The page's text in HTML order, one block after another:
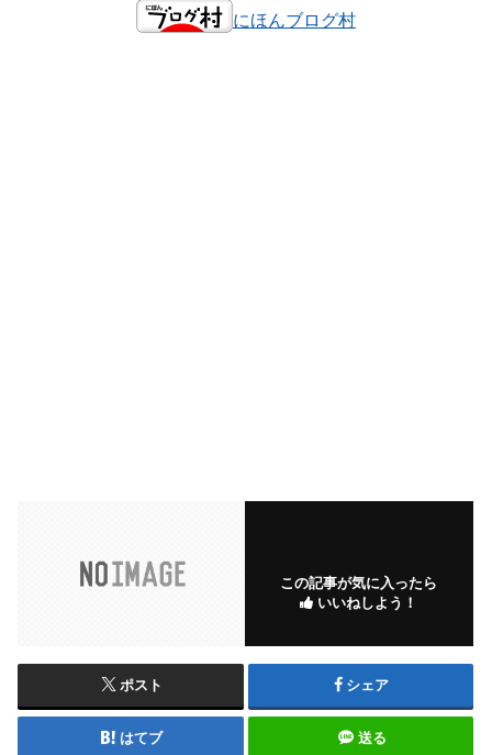
にほんブログ村
この記事が気に入ったら
いいねしよう！
ポスト シェア
はてブ 送る